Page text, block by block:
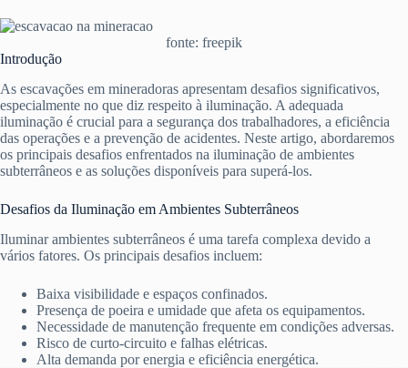
fonte: freepik
Introdução
As escavações em mineradoras apresentam desafios significativos,
especialmente no que diz respeito à iluminação. A adequada
iluminação é crucial para a segurança dos trabalhadores, a eficiência
das operações e a prevenção de acidentes. Neste artigo, abordaremos
os principais desafios enfrentados na iluminação de ambientes
subterrâneos e as soluções disponíveis para superá-los.
Desafios da Iluminação em Ambientes Subterrâneos
Iluminar ambientes subterrâneos é uma tarefa complexa devido a
vários fatores. Os principais desafios incluem:
Baixa visibilidade e espaços confinados.
Presença de poeira e umidade que afeta os equipamentos.
Necessidade de manutenção frequente em condições adversas.
Risco de curto-circuito e falhas elétricas.
Alta demanda por energia e eficiência energética.